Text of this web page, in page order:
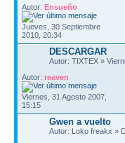
Autor: Ensueño
Jueves, 30 Septiembre
2010, 20:34
DESCARGAR
Autor: TIXTEX »
Autor: reaven
Viernes, 31 Agosto 2007,
15:15
Gwen a vuelto
Autor: Loko freakx »